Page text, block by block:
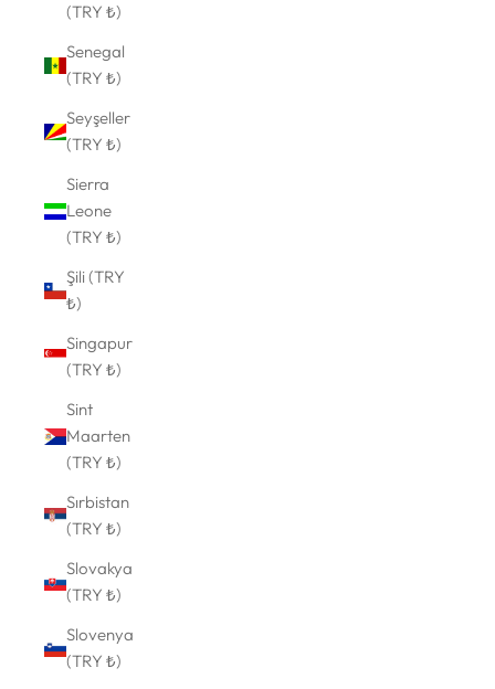
(TRY ₺)
Senegal
(TRY ₺)
Seyşeller
(TRY ₺)
Sierra
Leone
(TRY ₺)
Şili (TRY
₺)
Singapur
(TRY ₺)
Sint
Maarten
(TRY ₺)
Sırbistan
(TRY ₺)
Slovakya
(TRY ₺)
Slovenya
(TRY ₺)